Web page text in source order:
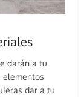
darán a tu
elementos
dar a tu